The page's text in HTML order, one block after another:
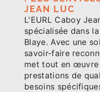
JEAN LUC
L'EURL Caboy
spécialisée dans
Blaye. Avec une
savoir-faire
met tout en
prestations de
besoins